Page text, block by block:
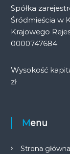
Spółka
Śródmieścia w
Krajowego
0000747684
Wysokość
zł
Menu
Strona główna